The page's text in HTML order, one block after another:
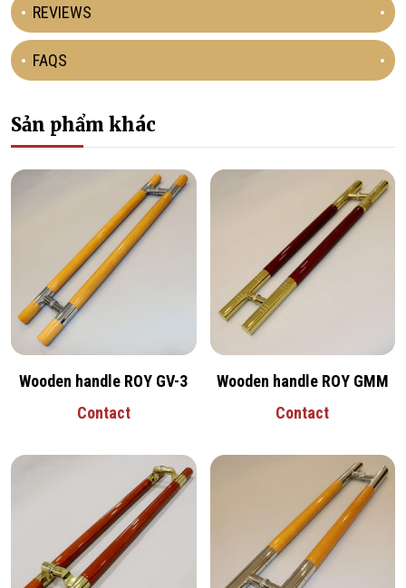
REVIEWS
FAQS
Sản phẩm khác
Wooden handle ROY GV-3
Contact
Wooden handle ROY GMM
Contact